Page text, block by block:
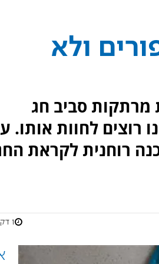
ולא
בשאלות מרתקות סביב חג
רוצים לחוות אותו.
רוחנית לקראת
1 דקות